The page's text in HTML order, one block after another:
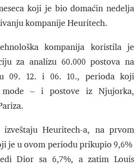
koji je bio domaćin nedelja
kompanije Heuritech.
kompanija koristila je
za analizu 60.000 postova na
09. 12. i 06. 10., perioda koji
mode – i postove iz Njujorka,
Heuritech-a, na prvom
je u ovom periodu prikupio 9,6%
Dior sa 6,7%, a zatim Louis